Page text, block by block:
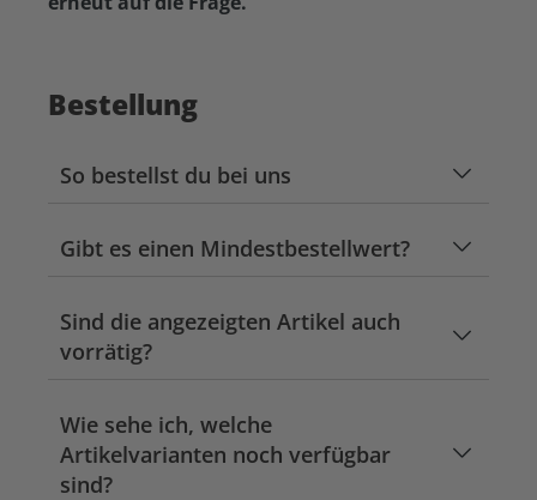
Bestellung
So bestellst du bei uns
Gibt es einen Mindestbestellwert?
Sind die angezeigten Artikel auch
vorrätig?
Wie sehe ich, welche
Artikelvarianten noch verfügbar
sind?